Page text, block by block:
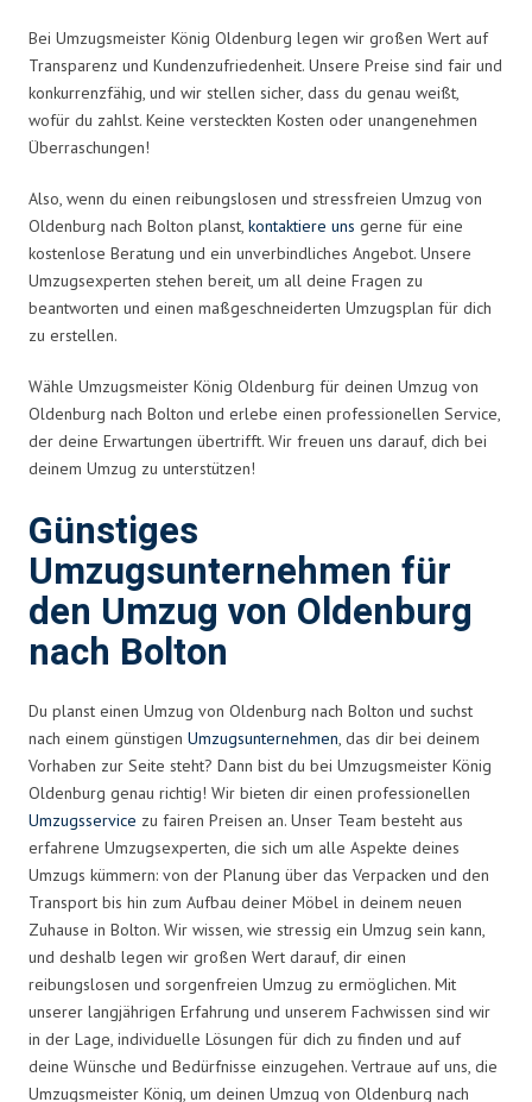
Bei Umzugsmeister König Oldenburg legen wir großen Wert auf
Transparenz und Kundenzufriedenheit. Unsere Preise sind fair und
konkurrenzfähig, und wir stellen sicher, dass du genau weißt,
wofür du zahlst. Keine versteckten Kosten oder unangenehmen
Überraschungen!
Also, wenn du einen reibungslosen und stressfreien Umzug von
Oldenburg nach Bolton planst, kontaktiere uns gerne für eine
kostenlose Beratung und ein unverbindliches Angebot. Unsere
Umzugsexperten stehen bereit, um all deine Fragen zu
beantworten und einen maßgeschneiderten Umzugsplan für dich
zu erstellen.
Wähle Umzugsmeister König Oldenburg für deinen Umzug von
Oldenburg nach Bolton und erlebe einen professionellen Service,
der deine Erwartungen übertrifft. Wir freuen uns darauf, dich bei
deinem Umzug zu unterstützen!
Günstiges
Umzugsunternehmen für
den Umzug von Oldenburg
nach Bolton
Du planst einen Umzug von Oldenburg nach Bolton und suchst
nach einem günstigen Umzugsunternehmen, das dir bei deinem
Vorhaben zur Seite steht? Dann bist du bei Umzugsmeister König
Oldenburg genau richtig! Wir bieten dir einen professionellen
Umzugsservice zu fairen Preisen an. Unser Team besteht aus
erfahrene Umzugsexperten, die sich um alle Aspekte deines
Umzugs kümmern: von der Planung über das Verpacken und den
Transport bis hin zum Aufbau deiner Möbel in deinem neuen
Zuhause in Bolton. Wir wissen, wie stressig ein Umzug sein kann,
und deshalb legen wir großen Wert darauf, dir einen
reibungslosen und sorgenfreien Umzug zu ermöglichen. Mit
unserer langjährigen Erfahrung und unserem Fachwissen sind wir
in der Lage, individuelle Lösungen für dich zu finden und auf
deine Wünsche und Bedürfnisse einzugehen. Vertraue auf uns, die
Umzugsmeister König, um deinen Umzug von Oldenburg nach